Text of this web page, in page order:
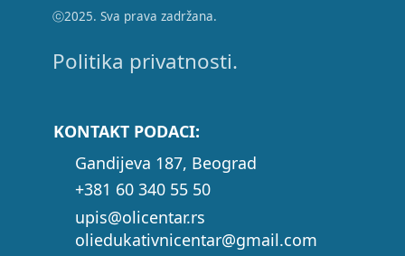
ⓒ2025. Sva prava zadržana.
Politika privatnosti.
KONTAKT PODACI:
Gandijeva 187, Beograd
+381 60 340 55 50
upis@olicentar.rs
oliedukativnicentar@gmail.com